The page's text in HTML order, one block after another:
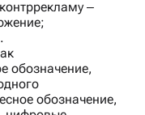
‒
обозначение,
обозначение,